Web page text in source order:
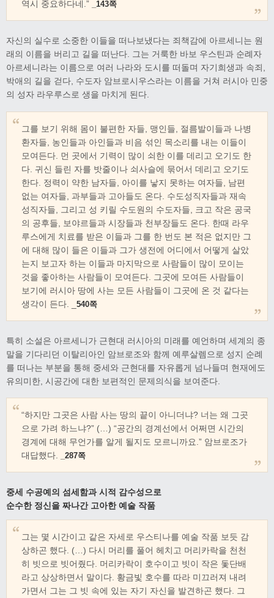
역시 중요하다네.”
_143쪽
자신의 실수로 소중한 이들을 떠나보냈다는 죄책감에 아르세니는 원
래의 이름을 버리고 길을 떠난다. 그는 거룩한 바보 우스틴과 순례자
아르세니라는 이름으로 여러 나라와 도시를 떠돌며 자기희생과 속죄,
박애의 길을 걷다, 수도자 암브로시우스라는 이름을 거쳐 러시아 민중
의 성자 라우루스로 생을 마치게 된다.
그를 보기 위해 몸이 불편한 자들, 맹인들, 절름발이들과 나병
환자들, 농인들과 아인들과 비음 섞인 목소리를 내는 이들이
모여든다. 먼 곳에서 기력이 많이 쇠한 이를 데리고 오기도 한
다. 귀신 들린 자를 밧줄이나 쇠사슬에 묶어서 데리고 오기도
한다. 정력이 약한 남자들, 아이를 낳지 못하는 여자들, 남편
없는 여자들, 과부들과 고아들도 온다. 수도성직자들과 재속
성직자들, 그리고 성 키릴 수도원의 수도자들, 크고 작은 공국
의 공후들, 보야르들과 시장들과 천부장들도 온다. 한때 라우
루스에게 치료를 받은 이들과 그를 한 번도 본 적은 없지만 그
에 대해 많이 들은 이들과 그가 생전에 어디에서 어떻게 살았
는지 보고자 하는 이들과 마지막으로 사람들이 많이 모이는
것을 좋아하는 사람들이 모여든다. 그곳에 모여든 사람들이
보기에 러시아 땅에 사는 모든 사람들이 그곳에 온 것 같다는
생각이 든다. _ 540쪽
특히 소설은 아르세니가 근현대 러시아의 미래를 예언하며 세계의 종
말을 기다리던 이탈리아인 암브로조와 함께 예루살렘으로 성지 순례
를 떠나는 부분을 통해 중세와 근현대를 자유롭게 넘나들며 현재에도
유의미한, 시공간에 대한 보편적인 문제의식을 보여준다.
“하지만 그곳은 사람 사는 땅의 끝이 아니더냐? 너는 왜 그곳
으로 가려 하느냐?” (…) “공간의 경계선에서 어쩌면 시간의
경계에 대해 무언가를 알게 될지도 모르니까요.” 암브로조가
대답했다.
_287쪽
중세 수공예의 섬세함과 시적 감수성으로
순수한 정신을 짜나간 고아한 예술 작품
그는 몇 시간이고 같은 자세로 우스티나를 예술 작품 보듯 감
상하곤 했다. (…) 다시 머리를 풀어 헤치고 머리카락을 천천
히 빗으로 빗어줬다. 머리카락이 호수이고 빗이 작은 돛단배
라고 상상하면서 말이다. 황금빛 호수를 따라 미끄러져 내려
가면서 그는 그 빗 속에 있는 자기 자신을 발견하곤 했다. 그